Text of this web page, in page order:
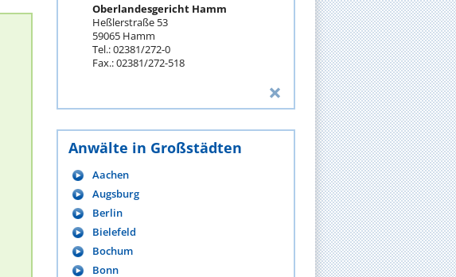
Oberlandesgericht Hamm
Heßlerstraße 53
59065 Hamm
Tel.: 02381/272-0
Fax.: 02381/272-518
Anwälte in Großstädten
Aachen
Augsburg
Berlin
Bielefeld
Bochum
Bonn